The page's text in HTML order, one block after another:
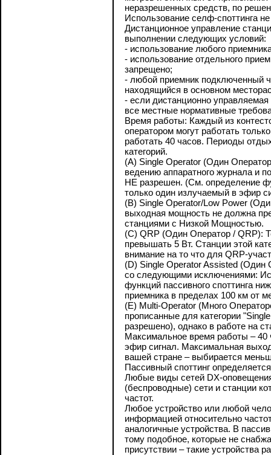
неразрешенных средств, по
Использование селф-споттинга
Дистанционное управление
выполнении следующих условий:
- использование любого
- использование отдельного
запрещено;
- любой приемник подключенный
находящийся в основном
- если дистанционно
все местные нормативные
Время работы: Каждый из
оператором могут работать
работать 40 часов. Периоды
категорий.
(A) Single Operator (Один
ведению аппаратного журнала и
НЕ разрешен. (См. определение
только один излучаемый в эфир
(B) Single Operator/Low Power
выходная мощность не должна
станциями с Низкой Мощностью.
(C) QRP (Один Оператор / QRP):
превышать 5 Вт. Станции этой
внимание на то что для QRP-
(D) Single Operator Assisted
со следующими исключениями:
функций пассивного споттинга
приемника в пределах 100 км от
(E) Multi-Operator (Много
прописанные для категории
разрешено), однако в работе на
Максимальное время работы –
эфир сигнал. Максимальная
вашей стране – выбирается
Пассивный споттинг
Любые виды сетей DX-
(беспроводные) сети и станции
частот.
Любое устройство или любой
информацией относительно
аналогичные устройства. В
тому подобное, которые не
присутствии – такие устройства